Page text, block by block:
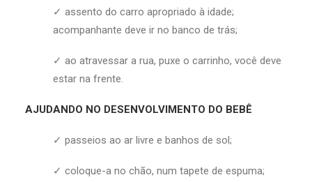
✓ assento do carro apropriado à idade;
acompanhante deve ir no banco de trás;
✓ ao atravessar a rua, puxe o carrinho, você deve
estar na frente.
AJUDANDO NO DESENVOLVIMENTO DO BEBÊ
✓ passeios ao ar livre e banhos de sol;
✓ coloque-a no chão, num tapete de espuma;